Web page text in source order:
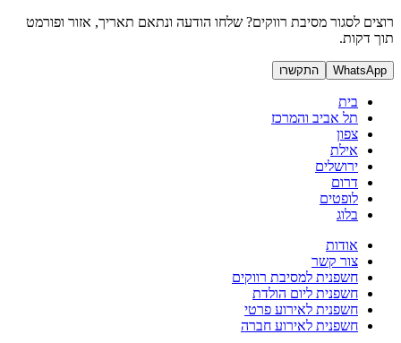
רוצים לסגור מסיבת רווקים? שלחו הודעה ונתאם תאריך, אזור ופורמט
תוך דקות.
WhatsApp התקשרו
בית
תל אביב והמרכז
צפון
אילת
ירושלים
דרום
לופטים
בלוג
אודות
צור קשר
חשפנית למסיבת רווקים
חשפנית ליום הולדת
חשפנית לאירוע פרטי
חשפנית לאירוע חברה